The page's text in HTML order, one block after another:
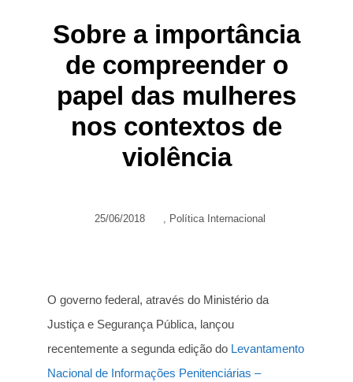
Sobre a importância
de compreender o
papel das mulheres
nos contextos de
violência
25/06/2018 , Política Internacional
O governo federal, através do Ministério da
Justiça e Segurança Pública, lançou
recentemente a segunda edição do Levantamento
Nacional de Informações Penitenciárias –